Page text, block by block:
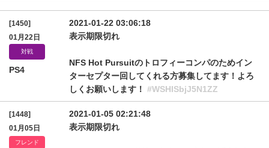
[1450]
01月22日
対戦
PS4
2021-01-22 03:06:18
表示期限切れ
NFS Hot Pursuitのトロフィーコンパのためイン
ターセプター回してくれる方募集してます！よろ
しくお願いします！ #WSHlSbjJ5N1ZZ
[1448]
01月05日
フレンド
2021-01-05 02:21:48
表示期限切れ